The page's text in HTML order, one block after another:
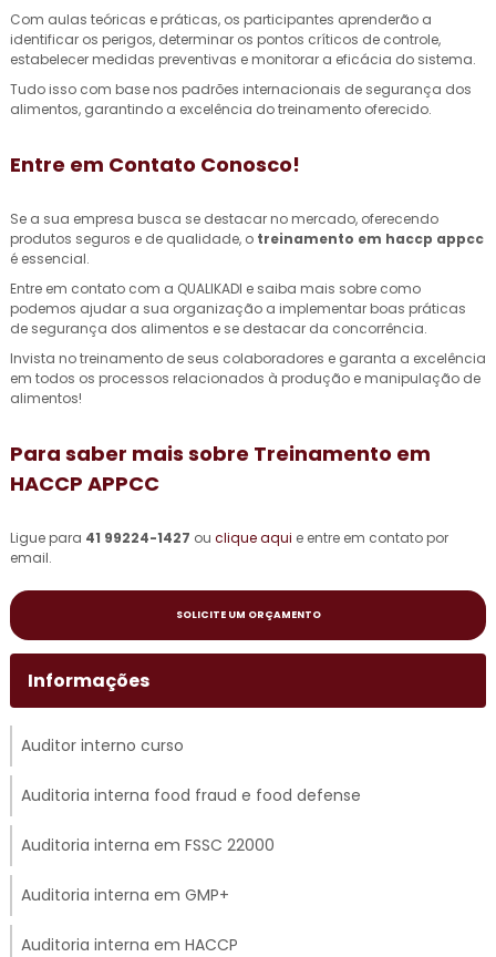
Com aulas teóricas e práticas, os participantes aprenderão a
identificar os perigos, determinar os pontos críticos de controle,
estabelecer medidas preventivas e monitorar a eficácia do sistema.
Tudo isso com base nos padrões internacionais de segurança dos
alimentos, garantindo a excelência do treinamento oferecido.
Entre em Contato Conosco!
Se a sua empresa busca se destacar no mercado, oferecendo
produtos seguros e de qualidade, o treinamento em haccp appcc
é essencial.
Entre em contato com a QUALIKADI e saiba mais sobre como
podemos ajudar a sua organização a implementar boas práticas
de segurança dos alimentos e se destacar da concorrência.
Invista no treinamento de seus colaboradores e garanta a excelência
em todos os processos relacionados à produção e manipulação de
alimentos!
Para saber mais sobre Treinamento em
HACCP APPCC
Ligue para 41 99224-1427 ou clique aqui e entre em contato por
email.
SOLICITE UM ORÇAMENTO
Informações
Auditor interno curso
Auditoria interna food fraud e food defense
Auditoria interna em FSSC 22000
Auditoria interna em GMP+
Auditoria interna em HACCP